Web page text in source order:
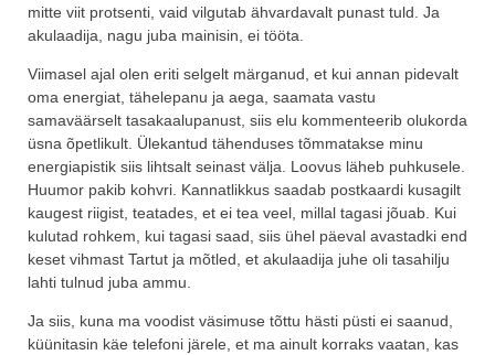
mitte viit protsenti, vaid vilgutab ähvardavalt punast tuld. Ja
akulaadija, nagu juba mainisin, ei tööta.
Viimasel ajal olen eriti selgelt märganud, et kui annan pidevalt
oma energiat, tähelepanu ja aega, saamata vastu
samaväärselt tasakaalupanust, siis elu kommenteerib olukorda
üsna õpetlikult. Ülekantud tähenduses tõmmatakse minu
energiapistik siis lihtsalt seinast välja. Loovus läheb puhkusele.
Huumor pakib kohvri. Kannatlikkus saadab postkaardi kusagilt
kaugest riigist, teatades, et ei tea veel, millal tagasi jõuab. Kui
kulutad rohkem, kui tagasi saad, siis ühel päeval avastadki end
keset vihmast Tartut ja mõtled, et akulaadija juhe oli tasahilju
lahti tulnud juba ammu.
Ja siis, kuna ma voodist väsimuse tõttu hästi püsti ei saanud,
küünitasin käe telefoni järele, et ma ainult korraks vaatan, kas